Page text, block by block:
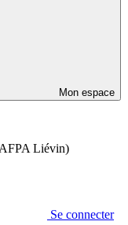
Mon espace
Se connecter
Liévin)